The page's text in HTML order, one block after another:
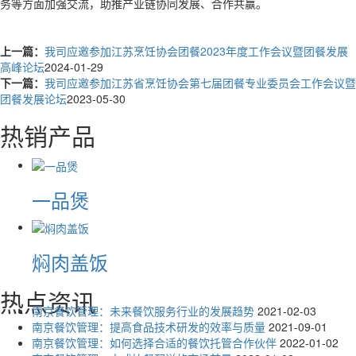
上一篇： 我司应邀参加江苏烹饪协会团餐2023年度工作会议暨团餐发展
高峰论坛2024-01-29
下一篇： 我司应邀参加江苏省烹饪协会第七届团餐专业委员会工作会议暨
团餐发展论坛2023-05-30
热销产品
一品煲
焖肉盖饭
热点资讯
南京餐饮管理：未来餐饮服务行业的发展趋势 2021-02-03
南京餐饮管理：提高食品技术研发的效率与质量 2021-09-01
南京餐饮管理：如何选择合适的餐饮托管合作伙伴 2022-01-02